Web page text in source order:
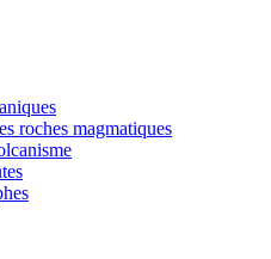
roches magmatiques